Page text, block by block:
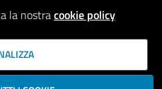
la nostracookie policy